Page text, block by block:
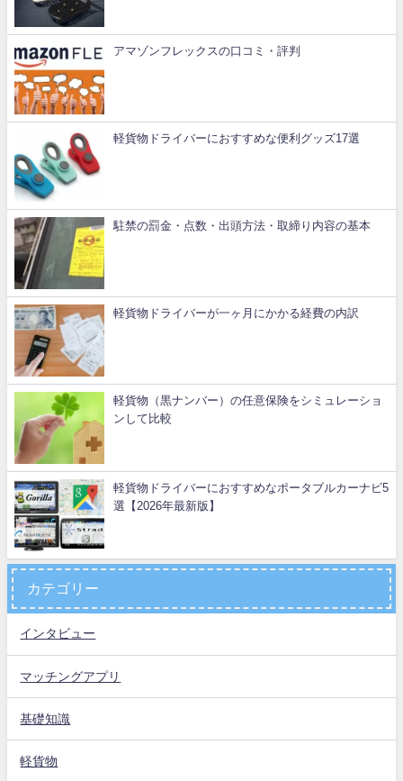
アマゾンフレックスの口コミ・評判
軽貨物ドライバーにおすすめな便利グッズ17選
駐禁の罰金・点数・出頭方法・取締り内容の基本
軽貨物ドライバーが一ヶ月にかかる経費の内訳
軽貨物（黒ナンバー）の任意保険をシミュレーショ
ンして比較
軽貨物ドライバーにおすすめなポータブルカーナビ5
選【2026年最新版】
カテゴリー
インタビュー
マッチングアプリ
基礎知識
軽貨物